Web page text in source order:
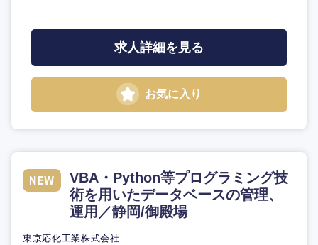
求人詳細を見る
お気に入り
VBA・Python等プログラミング技
術を用いたデータベースの管理、
運用／静岡/御殿場
東京応化工業株式会社